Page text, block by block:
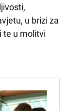
u brizi za
te u molitvi